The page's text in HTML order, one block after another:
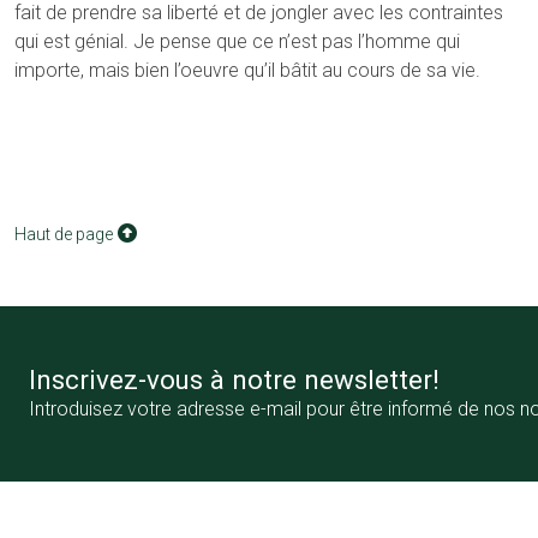
fait de prendre sa liberté et de jongler avec les contraintes
qui est génial. Je pense que ce n’est pas l’homme qui
importe, mais bien l’oeuvre qu’il bâtit au cours de sa vie.
Haut de page
Inscrivez-vous à notre newsletter!
Introduisez votre adresse e-mail pour être informé de nos